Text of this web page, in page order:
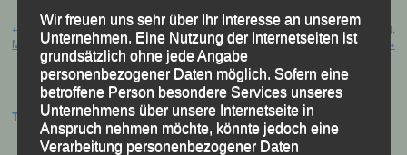
Beitragsnavigation
←
„34. Mettenheimer Alleelauf“ –
Mettenheim, 07.05.2023
„18. Freyunger Stadtlauf“ – Freyung,
13.05.2023
→
Termine:
Wir freuen uns sehr über Ihr Interesse an unserem
Unternehmen. Eine Nutzung der Internetseiten ist
grundsätzlich ohne jede Angabe
personenbezogener Daten möglich. Sofern eine
betroffene Person besondere Services unseres
Unternehmens über unsere Internetseite in
Anspruch nehmen möchte, könnte jedoch eine
Verarbeitung personenbezogener Daten